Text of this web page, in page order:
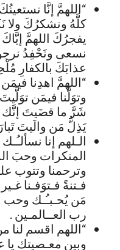
“اللهمَّ إنَّا
كلَّهُ ونشكرُكَ ولا
يفجرُكَ اللهمَّ
نسعى ونَحْفِدُ
عذابَكَ بالكفارِ
“اللهمَّ اهدِنا
وتوَلَّنا فيمَن
شَرَّ ما قضَيتَ إنَّك
يَذِلُّ مَن والَيتَ
الـلهم إنا
المنكرات وحبَ
وترحمنا وتتوب
فـتنةً فـتوَفـنا
مَن يُحـبـُـك وحب
رب العــالمـين .
“اللهم اقسم لنا
وبين معـصيتك يا